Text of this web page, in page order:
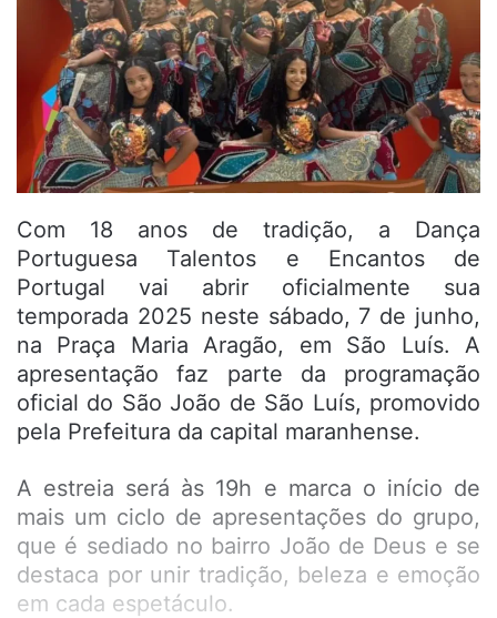
Com 18 anos de tradição, a Dança
Portuguesa Talentos e Encantos de
Portugal vai abrir oficialmente sua
temporada 2025 neste sábado, 7 de junho,
na Praça Maria Aragão, em São Luís. A
apresentação faz parte da programação
oficial do São João de São Luís, promovido
pela Prefeitura da capital maranhense.
A estreia será às 19h e marca o início de
mais um ciclo de apresentações do grupo,
que é sediado no bairro João de Deus e se
destaca por unir tradição, beleza e emoção
em cada espetáculo.